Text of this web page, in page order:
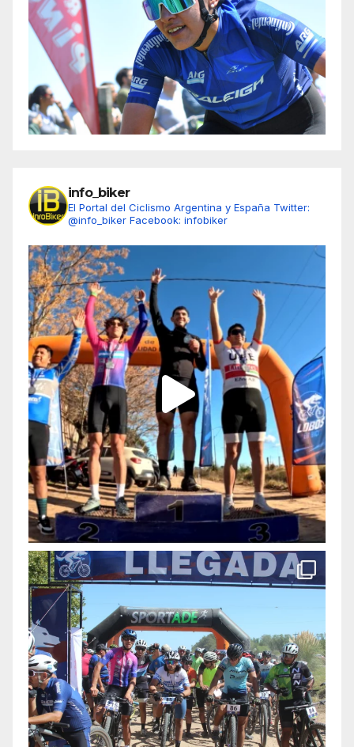
info_biker
El Portal del Ciclismo Argentina y España Twitter:
@info_biker Facebook: infobiker